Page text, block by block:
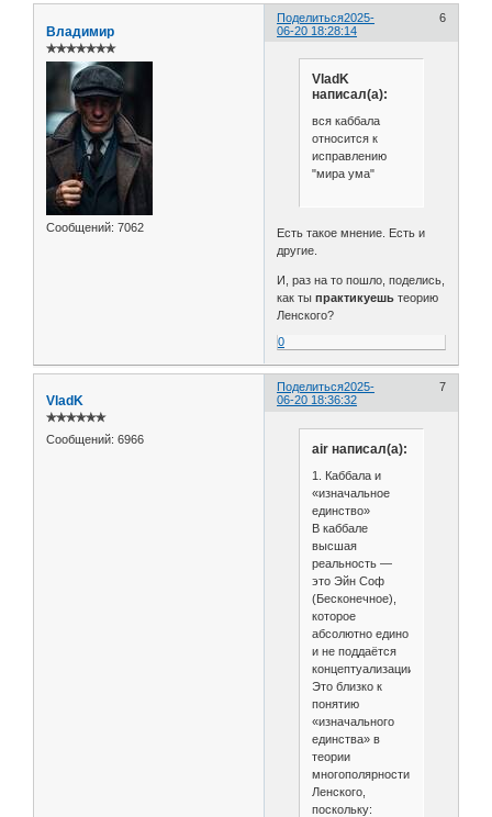
Поделиться 6
2025-
06-20 18:28:14
Владимир
✯✯✯✯✯✯✯
Сообщений: 7062
VladK
написал(а):
вся каббала
относится к
исправлению
"мира ума"
Есть такое мнение. Есть и
другие.
И, раз на то пошло, поделись,
как тыпрактикуешь теорию
Ленского?
0
Поделиться 7
2025-
06-20 18:36:32
VladK
✯✯✯✯✯✯
Сообщений: 6966
air написал(а):
1. Каббала и
«изначальное
единство»
В каббале
высшая
реальность —
это Эйн Соф
(Бесконечное),
которое
абсолютно едино
и не поддаётся
концептуализации.
Это близко к
понятию
«изначального
единства» в
теории
многополярности
Ленского,
поскольку: